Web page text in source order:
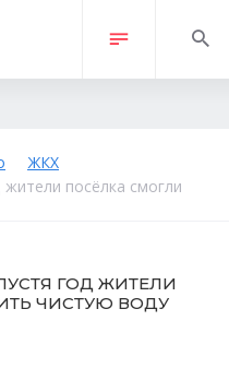
ЖКХ
посёлка смогли
ГОД ЖИТЕЛИ
ЧИСТУЮ ВОДУ